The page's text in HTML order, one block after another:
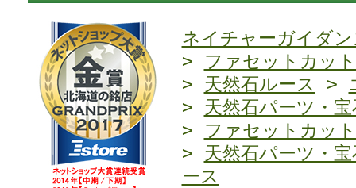
ネイチャーガイダン
> ファセットカット
> 天然石ルース >
> 天然石パーツ・
> ファセットカット
> 天然石パーツ・
ース